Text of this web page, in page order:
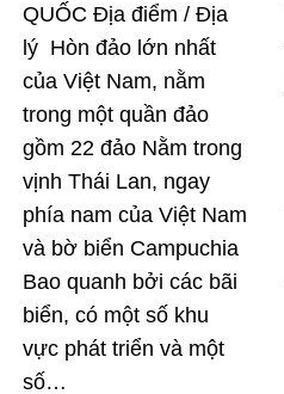
QUỐC Địa điểm / Địa
lý Hòn đảo lớn nhất
của Việt Nam, nằm
trong một quần đảo
gồm 22 đảo Nằm trong
vịnh Thái Lan, ngay
phía nam của Việt Nam
và bờ biển Campuchia
Bao quanh bởi các bãi
biển, có một số khu
vực phát triển và một
số…